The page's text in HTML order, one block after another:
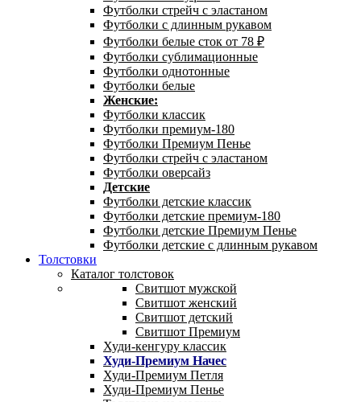
Футболки стрейч с эластаном
Футболки с длинным рукавом
Футболки белые сток от 78 ₽
Футболки сублимационные
Футболки однотонные
Футболки белые
Женские:
Футболки классик
Футболки премиум-180
Футболки Премиум Пенье
Футболки стрейч с эластаном
Футболки оверсайз
Детские
Футболки детские классик
Футболки детские премиум-180
Футболки детские Премиум Пенье
Футболки детские с длинным рукавом
Толстовки
Каталог толстовок
Свитшот мужской
Свитшот женский
Свитшот детский
Свитшот Премиум
Худи-кенгуру классик
Худи-Премиум Начес
Худи-Премиум Петля
Худи-Премиум Пенье